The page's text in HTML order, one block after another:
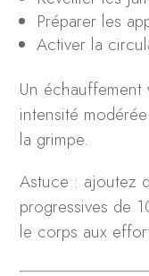
Préparer les
Activer la
Un
intensité
la grimpe.
Astuce : ajoutez
progressives de
le corps aux